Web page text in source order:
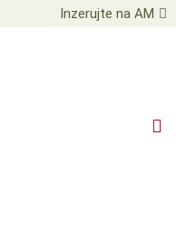
Inzerujte na AM